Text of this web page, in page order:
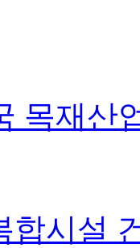
목재산
합시설